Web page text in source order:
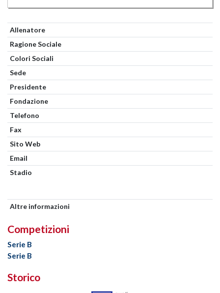
Allenatore
Ragione Sociale
Colori Sociali
Sede
Presidente
Fondazione
Telefono
Fax
Sito Web
Email
Stadio
Altre informazioni
Competizioni
Serie B
Serie B
Storico